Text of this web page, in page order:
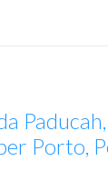
Porto,